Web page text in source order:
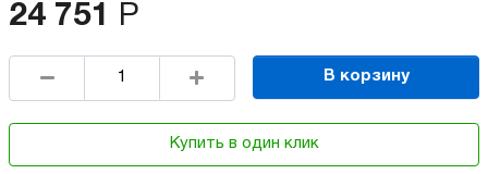
24 751 Р
В корзину
Купить в один клик